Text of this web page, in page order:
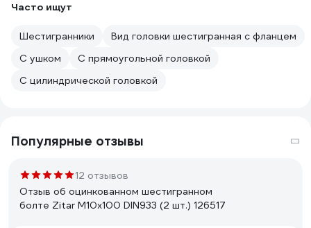
Часто ищут
Шестигранники
Вид головки шестигранная с фланцем
С ушком
С прямоугольной головкой
С цилиндрической головкой
Популярные отзывы
12 отзывов
Отзыв об оцинкованном шестигранном
болте Zitar М10х100 DIN933 (2 шт.) 126517